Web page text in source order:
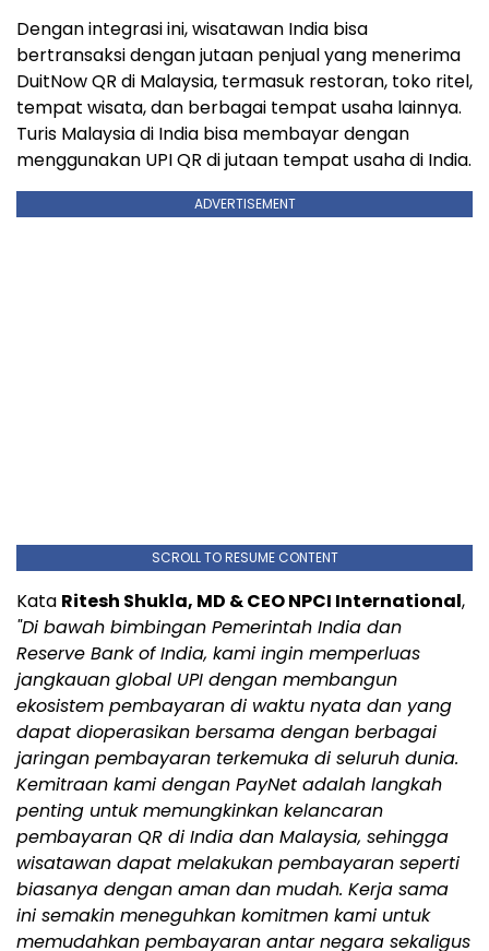
Dengan integrasi ini, wisatawan India bisa
bertransaksi dengan jutaan penjual yang menerima
DuitNow QR di Malaysia, termasuk restoran, toko ritel,
tempat wisata, dan berbagai tempat usaha lainnya.
Turis Malaysia di India bisa membayar dengan
menggunakan UPI QR di jutaan tempat usaha di India.
ADVERTISEMENT
SCROLL TO RESUME CONTENT
Kata Ritesh Shukla, MD & CEO NPCI International,
"Di bawah bimbingan Pemerintah India dan
Reserve Bank of India, kami ingin memperluas
jangkauan global UPI dengan membangun
ekosistem pembayaran di waktu nyata dan yang
dapat dioperasikan bersama dengan berbagai
jaringan pembayaran terkemuka di seluruh dunia.
Kemitraan kami dengan PayNet adalah langkah
penting untuk memungkinkan kelancaran
pembayaran QR di India dan Malaysia, sehingga
wisatawan dapat melakukan pembayaran seperti
biasanya dengan aman dan mudah. Kerja sama
ini semakin meneguhkan komitmen kami untuk
memudahkan pembayaran antar negara sekaligus